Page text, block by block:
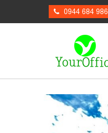
0944 684 986